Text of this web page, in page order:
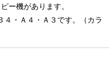
ー機があります。
４・Ａ４・Ａ３です。（カラ